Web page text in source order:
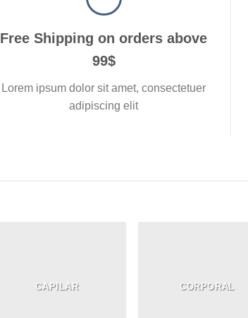
Free Shipping on orders above
99$
Lorem ipsum dolor sit amet, consectetuer
adipiscing elit
CAPILAR CORPORAL